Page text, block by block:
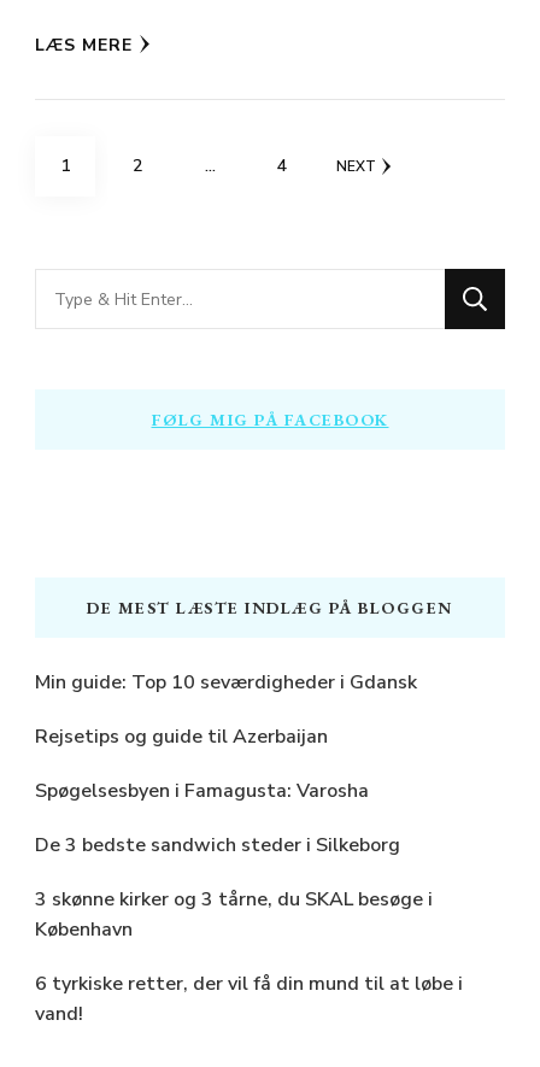
LÆS MERE
Indlægsinddeling
PAGE
1 PAGE
2 … PAGE
4 NEXT
Looking
for
FØLG MIG PÅ FACEBOOK
DE MEST LÆSTE INDLÆG PÅ BLOGGEN
Min guide: Top 10 seværdigheder i Gdansk
Rejsetips og guide til Azerbaijan
Spøgelsesbyen i Famagusta: Varosha
De 3 bedste sandwich steder i Silkeborg
3 skønne kirker og 3 tårne, du SKAL besøge i
København
6 tyrkiske retter, der vil få din mund til at løbe i
vand!